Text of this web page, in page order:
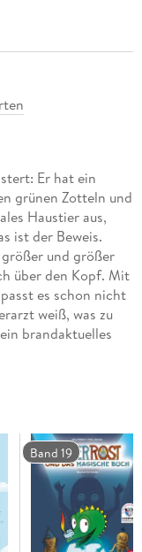
Er hat ein
grünen Zotteln und
Haustier aus,
ist der Beweis.
und größer
über den Kopf. Mit
es schon nicht
weiß, was zu
brandaktuelles
und
in der
ein Klassiker."
Musikschulen
der
Band 19